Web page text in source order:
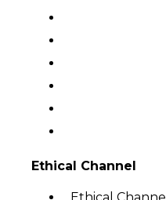
Ethical Channel